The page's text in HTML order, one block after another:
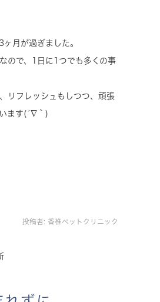
月が過ぎました。
ので、1日に1つでも多くの事
リフレッシュもしつつ、頑張
ます(´∇｀)
投稿者: 香椎ペットクリニック